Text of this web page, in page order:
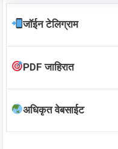
जॉईन टेलिग्राम
PDF जाहिरात
अधिकृत वेबसाईट